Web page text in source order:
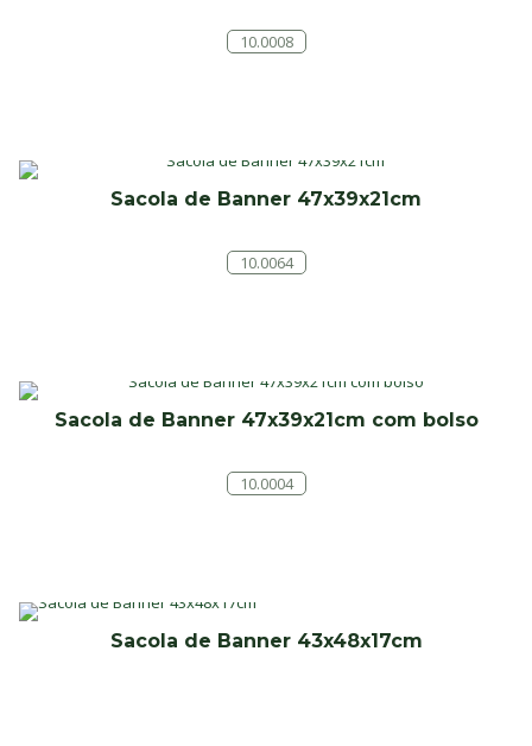
10.0008
Sacola de Banner 47x39x21cm
10.0064
Sacola de Banner 47x39x21cm com bolso
10.0004
Sacola de Banner 43x48x17cm